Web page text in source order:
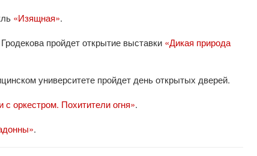
«Изящная».
пройдет открытие выставки «Дикая природа
университете пройдет день открытых дверей.
с оркестром. Похитители огня».
.